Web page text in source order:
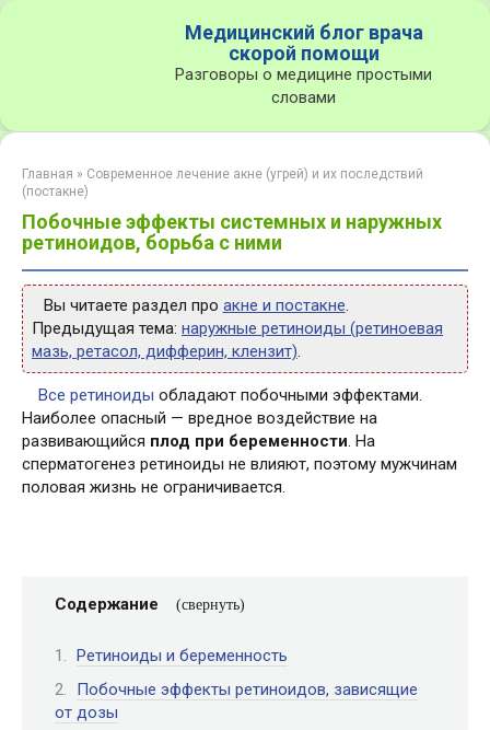
Медицинский блог врача
скорой помощи
Разговоры о медицине простыми
словами
Главная » Современное лечение акне (угрей) и их последствий
(постакне)
Побочные эффекты системных и наружных
ретиноидов, борьба с ними
Вы читаете раздел про акне и постакне.
Предыдущая тема: наружные ретиноиды (ретиноевая
мазь, ретасол, дифферин, клензит).
Все ретиноиды обладают побочными эффектами.
Наиболее опасный — вредное воздействие на
развивающийся плод при беременности. На
сперматогенез ретиноиды не влияют, поэтому мужчинам
половая жизнь не ограничивается.
Содержание
Ретиноиды и беременность
Побочные эффекты ретиноидов, зависящие
от дозы